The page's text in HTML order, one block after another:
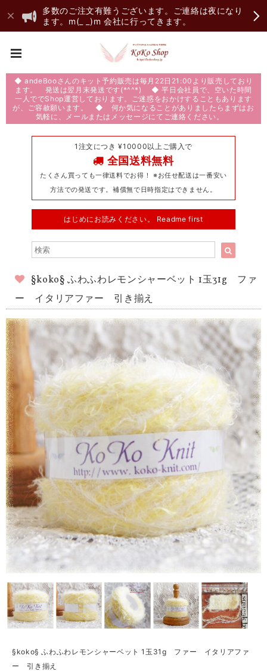
多数のご注文有難うございます。ご連絡は夜になり
ます。m(_ _)m 会社に行ってきます。
◆ andeBooさんのキット予約販売は毎月22日21:00より販売しており
ます。 発送は翌月末発送です(*^^*) ◆ 平日会社員で、空いた時間
一人ででShop運営しております。ご迷惑をおかけすることもあります
が、ご容赦願います。 ◆ 何か気になることがありましたらまずはお
気軽に、メールまたはメッセージにてご連絡ください。
1注文につき ¥10000以上ご購入で
全国送料無料
たくさん買っても一律送料でお得！ ※お任せ配送は一番安い
方法での発送です。補償無で日時指定はできません。
はじめにお読みください。 Readme first
§koko§ ふわふわレモンシャーベット 1玉31g ファ
ー イタリアファー 引き揃え
§koko§ ふわふわレモンシャーベット 1玉31g ファー イタリアファ
ー 引き揃え